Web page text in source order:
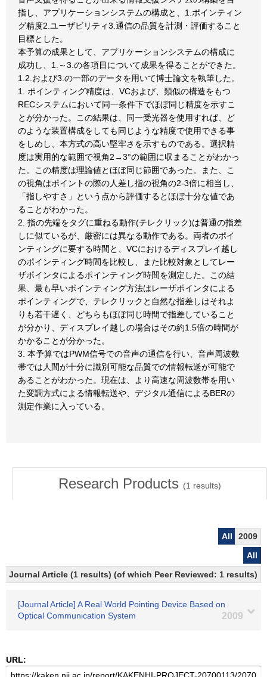
指し、アプリケーションシステムの構成と、1.ポインティン
グ精度2.ユーザビリティ3.通信の品質を計測・評価すること
目標とした。
本予算の成果として、アプリケーションシステムの構成に
成功し、1.～3.の各項目について成果を得ることができた。
1.2.および3.の一部のデータを用いて博士論文を執筆した。
1. ポインティング精度は、VCおよび、類似の構造をもつ
RECシステムにおいて同一条件下でほぼ同じ精度を示すこ
とが分かった。この結果は、同一受光器を使用すれば、ど
のような装置構成をしても同じような精度で使用できる事
をしめし、本方式の高い堅牢さを示すものである。選択精
度は実用的な範囲で視角2→3°の範囲に収まることがわかっ
た。この精度は理論値とほぼ同じ節囲であった。また、こ
の視角はポイントの際の人差し指の視角の2-3倍に相当し、
「指しやすさ」という点から評価するとほぼ十分な値であ
ることがわかった。
2. 指の先端をタグに重ねる動作(テレクリック)は普通の指差
しに似ているが、厳密には異なる動作である。両者のポイ
ンティングに要する時間と、VCにおけるディスプレイ越し
のポインティング時間を比較し、また比較対象としてレー
ザポインタによるポインティング時間を測定した。この結
果、最も早いポインティング方法はレーザポインタによる
ポインティングで、テレクリックと自然な指差しはそれよ
りも若干遅く、どちらもほぼ同じ時間で指差していること
が分かり、ディスプレイ越しの場合はその約1.5倍の時間が
かかることが分かった。
3. 本予算ではPWM信号での音声の通信を行い、音声周波数
帯では人間が十分に識別可能な品質での情報転送が可能で
あることがわかった。現在は、より高速な周波数帯を用い
た変調方式による情報転送や、デジタル通信によるBERの
測定作業に入っている。
Research Products (1 results)
All
2009
All
Journal Article (1 results) (of which Peer Reviewed: 1 results)
[Journal Article] A Real World Pointing Device Based on
Optical Communication System
2009
URL: